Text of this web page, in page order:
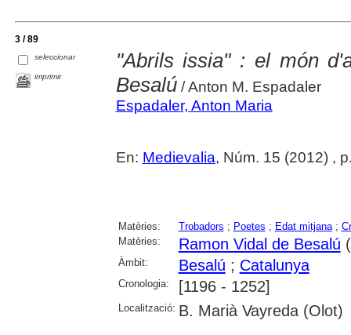
3 / 89
seleccionar
imprimir
"Abrils issia" : el món
Besalú/ Anton M. Espadaler
Espadaler, Anton Maria
En: Medievalia, Núm. 15 (2012) ,
Matèries: Trobadors ; Poetes ; Edat mitjana;
Matèries:
Ramon Vidal de Besalú
Àmbit: Besalú ; Catalunya
Cronologia: [1196 - 1252]
Localització: B. Marià Vayreda (Olot)